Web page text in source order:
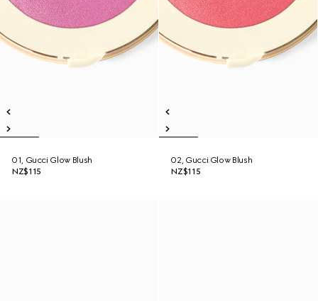
01, Gucci Glow Blush
NZ$115
02, Gucci Glow Blush
NZ$115